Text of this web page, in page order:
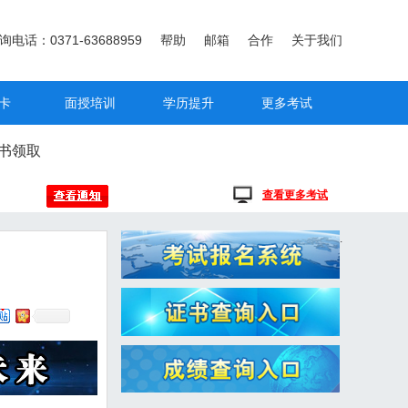
关于我们
合作
邮箱
帮助
电话：0371-63688959
面授培训 学历提升 更多考试
领取
查看更多考试
.